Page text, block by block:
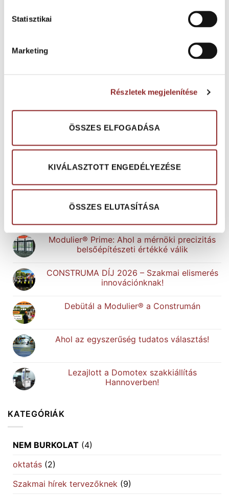
Statisztikai
Marketing
Részletek megjelenítése
ÖSSZES ELFOGADÁSA
KIVÁLASZTOTT ENGEDÉLYEZÉSE
ÖSSZES ELUTASÍTÁSA
SZENNYFOGÓ RENDSZEREK NEM
kórokozók elleni védelem hatékony
Posted inszennyfogó rendszerek,CLEARTEX HÍRLEVELEK,NEM
Tagged Fertőtlenítő tálca
LEGUTÓBBI BEJEGYZÉSEK
Modulier® Prime: Ahol a mérnöki precizitás
belsőépítészeti értékké válik
CONSTRUMA DÍJ 2026 – Szakmai elismerés
innovációnknak!
Debütál a Modulier® a Construmán
Ahol az egyszerűség tudatos választás!
Lezajlott a Domotex szakkiállítás
Hannoverben!
KATEGÓRIÁK
NEM BURKOLAT (4)
oktatás (2)
Szakmai hírek tervezőknek (9)